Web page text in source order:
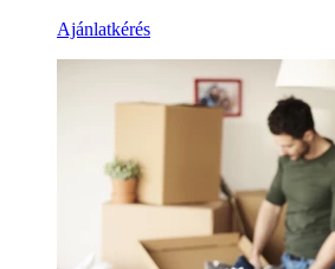
Ajánlatkérés